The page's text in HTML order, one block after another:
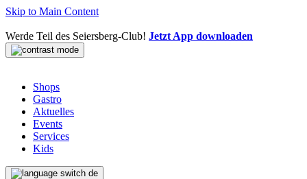
Skip to Main Content
Werde Teil des Seiersberg-Club! Jetzt App downloaden
Shops
Gastro
Aktuelles
Events
Services
Kids
de